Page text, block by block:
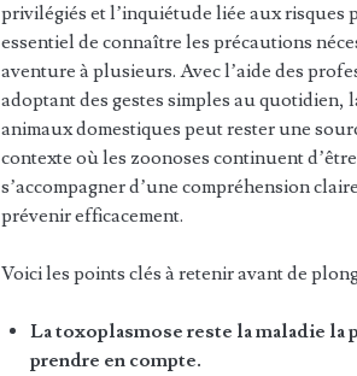
privilégiés et l’inquiétude liée aux risques
essentiel de connaître les précautions
aventure à plusieurs. Avec l’aide des
adoptant des gestes simples au quotidien,
animaux domestiques peut rester une
contexte où les zoonoses continuent
s’accompagner d’une compréhension
prévenir efficacement.
Voici les points clés à retenir avant de
La toxoplasmose reste la maladie la
prendre en compte.